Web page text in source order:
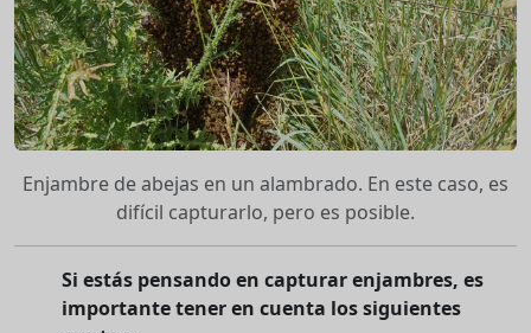
Enjambre de abejas en un alambrado. En este caso, es
difícil capturarlo, pero es posible.
Si estás pensando en capturar enjambres, es
importante tener en cuenta los siguientes